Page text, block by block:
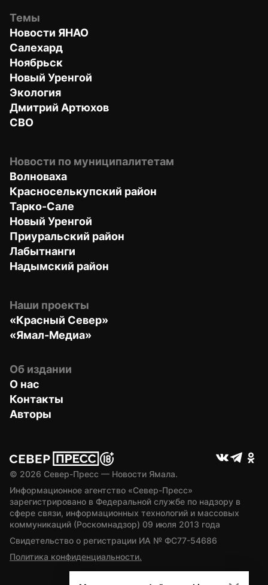
Темы
Новости ЯНАО
Салехард
Ноябрьск
Новый Уренгой
Экология
Дмитрий Артюхов
СВО
Новости по муниципалитетам
Волноваха
Красноселькупский район
Тарко-Сале
Новый Уренгой
Приуральский район
Лабытнанги
Надымский район
Наши проекты
«Красный Север»
«Ямал-Медиа»
Об издании
О нас
Контакты
Авторы
© 2026 Север-Пресс — Новости Ямала.
Информационное агентство «Север-Пресс»
зарегистрировано в Федеральной службе по надзору в
сфере связи, информационных технологий и массовых
коммуникаций (Роскомнадзор) 09 июля 2013 года
Свидетельство о регистрации ИА № ФС77-54686
Политика конфиденциальности.